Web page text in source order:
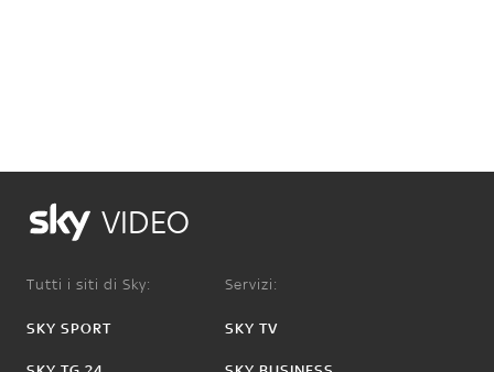
VIDEO
Tutti i siti di Sky:
SKY SPORT
Servizi:
SKY TV